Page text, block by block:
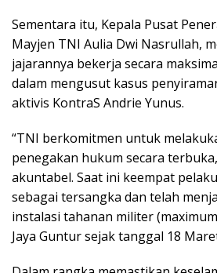
Sementara itu, Kepala Pusat
Mayjen TNI Aulia Dwi Nasrullah,
jajarannya bekerja secara
dalam mengusut kasus
aktivis KontraS Andrie Yunus.
“TNI berkomitmen untuk
penegakan hukum secara
akuntabel. Saat ini keempat
sebagai tersangka dan telah
instalasi tahanan militer
Jaya Guntur sejak tanggal 18